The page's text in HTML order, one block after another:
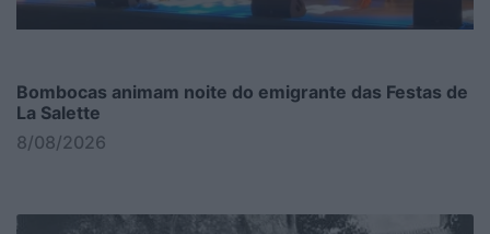
Bombocas animam noite do emigrante das Festas de
La Salette
8/08/2026